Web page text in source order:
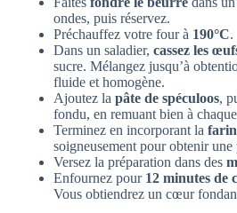
ondes, puis réservez.
Préchauffez votre four à 190°C.
Dans un saladier, cassez les
sucre. Mélangez jusqu’à
fluide et homogène.
Ajoutez la pâte de spéculoos,
fondu, en remuant bien à
Terminez en incorporant la
soigneusement pour obtenir une
Versez la préparation dans des
Enfournez pour 12 minutes de
Vous obtiendrez un cœur